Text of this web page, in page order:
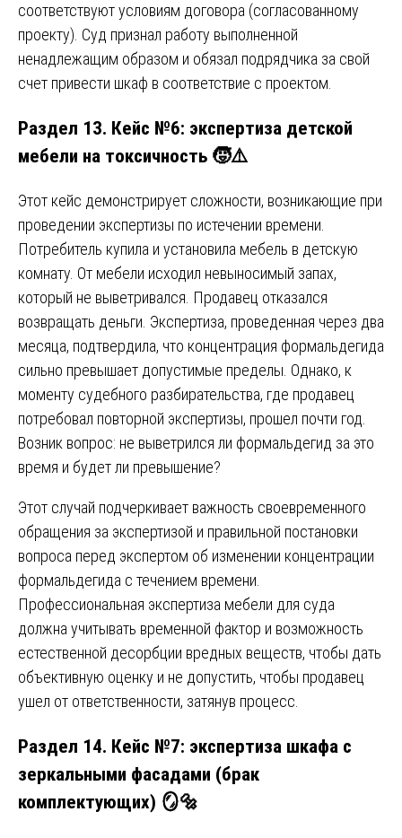
соответствуют условиям договора (согласованному
проекту). Суд признал работу выполненной
ненадлежащим образом и обязал подрядчика за свой
счет привести шкаф в соответствие с проектом.
Раздел 13. Кейс №6: экспертиза детской
мебели на токсичность 🧒⚠️
Этот кейс демонстрирует сложности, возникающие при
проведении экспертизы по истечении времени.
Потребитель купила и установила мебель в детскую
комнату. От мебели исходил невыносимый запах,
который не выветривался. Продавец отказался
возвращать деньги. Экспертиза, проведенная через два
месяца, подтвердила, что концентрация формальдегида
сильно превышает допустимые пределы. Однако, к
моменту судебного разбирательства, где продавец
потребовал повторной экспертизы, прошел почти год.
Возник вопрос: не выветрился ли формальдегид за это
время и будет ли превышение?
Этот случай подчеркивает важность своевременного
обращения за экспертизой и правильной постановки
вопроса перед экспертом об изменении концентрации
формальдегида с течением времени.
Профессиональная экспертиза мебели для суда
должна учитывать временной фактор и возможность
естественной десорбции вредных веществ, чтобы дать
объективную оценку и не допустить, чтобы продавец
ушел от ответственности, затянув процесс.
Раздел 14. Кейс №7: экспертиза шкафа с
зеркальными фасадами (брак
комплектующих) 🪞🔩